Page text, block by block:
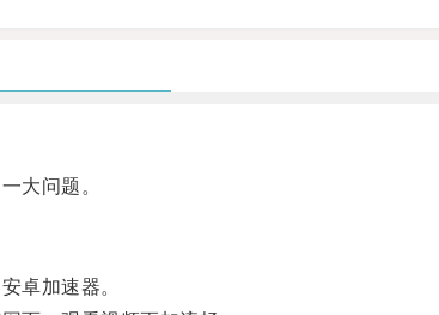
大问题。
卓加速器。